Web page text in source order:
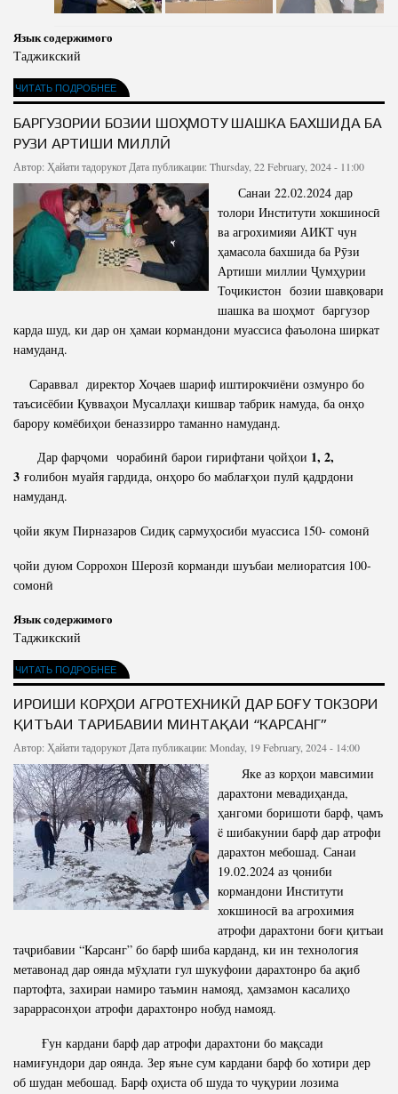
Язык содержимого
Таджикский
ЧИТАТЬ ПОДРОБНЕЕ
БАРГУЗОРИИ БОЗИИ ШОҲМОТУ ШАШКА БАХШИДА БА
РУЗИ АРТИШИ МИЛЛӢ
Автор: Ҳайати тадорукот Дата публикации: Thursday, 22 February, 2024 - 11:00
Санаи 22.02.2024 дар
толори Институти хокшиносӣ
ва агрохимияи АИКТ чун
ҳамасола бахшида ба Рӯзи
Артиши миллии Ҷумҳурии
Тоҷикистон бозии шавқовари
шашка ва шоҳмот баргузор
карда шуд, ки дар он ҳамаи кормандони муассиса фаъолона ширкат
намуданд.
Сараввал директор Хоҷаев шариф иштирокчиёни озмунро бо
таъсисёбии Қувваҳои Мусаллаҳи кишвар табрик намуда, ба онҳо
барору комёбиҳои беназзирро таманно намуданд.
Дар фарҷоми чорабинӣ барои гирифтани ҷойҳои 1, 2,
3 ғолибон муайя гардида, онҳоро бо маблағҳои пулӣ қадрдони
намуданд.
ҷойи якум Пирназаров Сидиқ сармуҳосиби муассиса 150- сомонӣ
ҷойи дуюм Соррохон Шерозӣ корманди шуъбаи мелиоратсия 100-
сомонӣ
Язык содержимого
Таджикский
ЧИТАТЬ ПОДРОБНЕЕ
ИҶРОИШИ КОРҲОИ АГРОТЕХНИКӢ ДАР БОҒУ ТОКЗОРИ
ҚИТЪАИ ТАҶРИБАВИИ МИНТАҚАИ “КАРСАНГ”
Автор: Ҳайати тадорукот Дата публикации: Monday, 19 February, 2024 - 14:00
Яке аз корҳои мавсимии
дарахтони мевадиҳанда,
ҳангоми боришоти барф, ҷамъ
ë шибакунии барф дар атрофи
дарахтон мебошад. Санаи
19.02.2024 аз ҷониби
кормандони Институти
хокшиносӣ ва агрохимия
атрофи дарахтони боғи қитъаи
таҷрибавии “Карсанг” бо барф шиба карданд, ки ин технология
метавонад дар оянда мӯҳлати гул шукуфоии дарахтонро ба ақиб
партофта, захираи намиро таъмин намояд, ҳамзамон касалиҳо
зараррасонҳои атрофи дарахтонро нобуд намояд.
Ғун кардани барф дар атрофи дарахтони бо мақсади
намиғундори дар оянда. Зер яъне сум кардани барф бо хотири дер
об шудан мебошад. Барф оҳиста об шуда то чуқурии лозима